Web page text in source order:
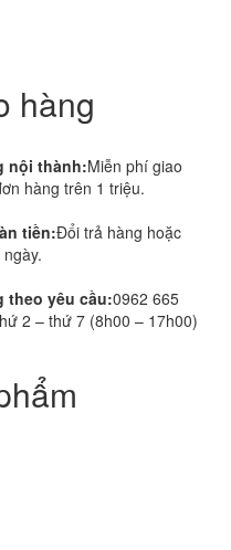
hàng
nội thành:Miễn phí giao
hàng trên 1 triệu.
tiền:Đổi trả hàng hoặc
theo yêu cầu:0962 665
2 – thứ 7 (8h00 – 17h00)